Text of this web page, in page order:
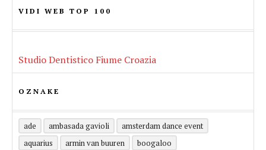
i produženih vikenda
Europe do sada – otkriven posljednji val
izvođača za spektakl u Splitu!
VIDI WEB TOP 100
Studio Dentistico Fiume Croazia
OZNAKE
ade ambasada gavioli
amsterdam dance event
aquarius
armin van buuren
boogaloo